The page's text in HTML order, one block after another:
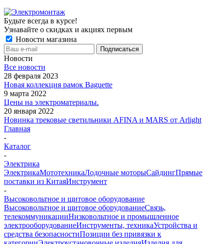
Будьте всегда в курсе!
Узнавайте о скидках и акциях первым
Новости магазина
Новости
Все новости
28 февраля 2023
Новая коллекция рамок Baguette
9 марта 2022
Цены на электроматериалы.
20 января 2022
Новинка трековые светильники AFINA и MARS от Arlight
Главная
-
Каталог
-
Электрика
ЭлектрикаМототехникаЛодочные моторыСайдингПрямые
поставки из КитаяИнструмент
-
Высоковольтное и щитовое оборудование
Высоковольтное и щитовое оборудованиеСвязь,
телекоммуникацииНизковольтное и промышленное
электрооборудованиеИнструменты, техникаУстройства и
средства безопасностиПозиции без привязки к